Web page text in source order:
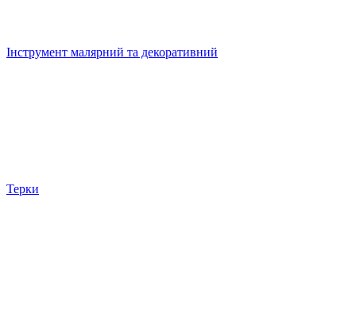
Інструмент малярний та декоративний
Терки